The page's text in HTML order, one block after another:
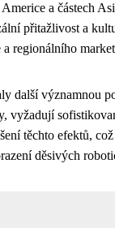
a částech
přitažlivost a
regionálního
další významnou
vyžadují
těchto efektů,
děsivých